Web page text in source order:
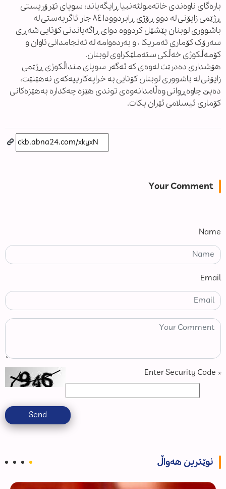
بارەگای ناوەندی خاتەمولئەنبیا ڕایگەیاند: سوپای تێرۆریستی
ڕژێمی زایۆنی لە دوو ڕۆژی ڕابردوودا ٨٤ جار ئاگربەستی لە
باشووری لوبنان پێشێل کردووە دوای ڕاگەیاندنی کۆتایی شەڕی
سەرۆک کۆماری ئەمریکا ، و بەردەوامە لە ئەنجامدانی تاوان و
کۆمەڵکوژی خەڵکی ستەملێکراوی لوبنان.
هۆشداری دەدرێت لەوەی کە ئەگەر سوپای منداڵکوژی ڕژێمی
زایۆنی لە باشووری لوبنان کۆتایی بە خراپەکارییەکەی نەهێنێت،
دەبێ چاوەڕوانی وەڵامدانەوەی توندی هێزە چەکدارە بەهێزەکانی
کۆماری ئیسلامی ئێران بکات.
Your Comment
Name
Email
*
Send
نوێترین هەواڵ